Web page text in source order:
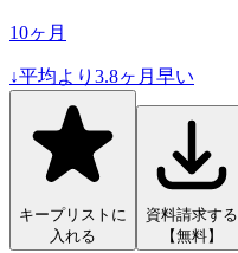
10ヶ月
↓平均より 3.8ヶ月早い
キープリストに
入れる
資料請求する
【無料】